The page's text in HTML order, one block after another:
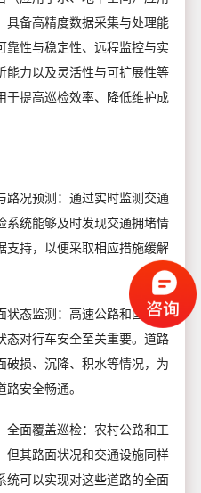
具备高精度数据采集与处理能
靠性与稳定性、远程监控与实
能力以及灵活性与可扩展性等
于提高巡检效率、降低维护成
路况预测：通过实时监测交通
系统能够及时发现交通拥堵情
支持，以便采取相应措施缓解
状态监测：高速公路和国道是
态对行车安全至关重要。道路
破损、沉降、积水等情况，为
安全畅通。
全面覆盖巡检：农村公路和工
但其路面状况和交通设施同样
统可以实现对这些道路的全面